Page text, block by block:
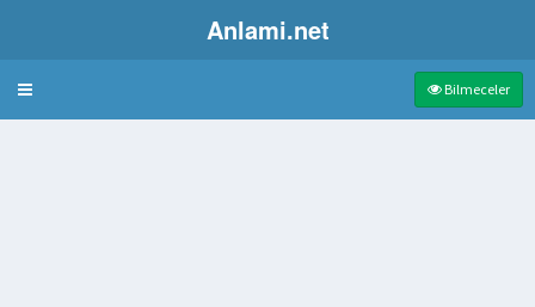
Anlami.net
Bulmaca Bilmeceler